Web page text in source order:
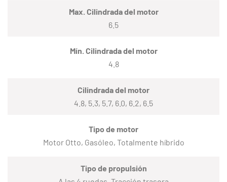
Max. Cilindrada del motor
6.5
Mín. Cilindrada del motor
4.8
Cilindrada del motor
4.8, 5.3, 5.7, 6.0, 6.2, 6.5
Tipo de motor
Motor Otto, Gasóleo, Totalmente híbrido
Tipo de propulsión